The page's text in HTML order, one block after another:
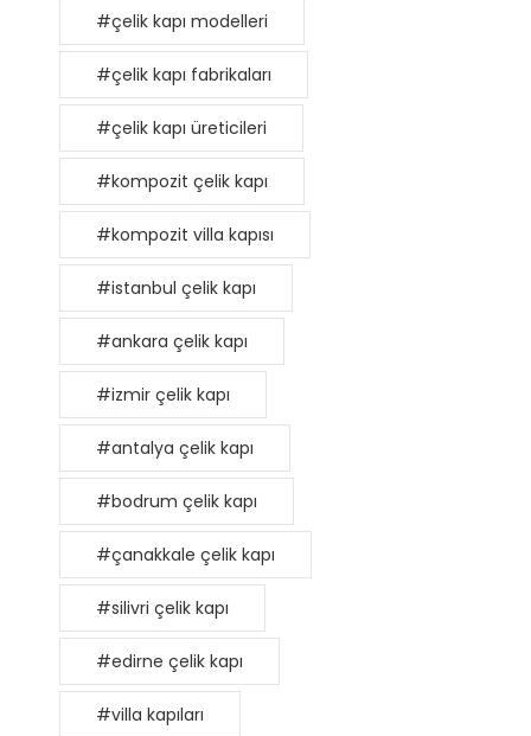
#çelik kapı modelleri
#çelik kapı fabrikaları
#çelik kapı üreticileri
#kompozit çelik kapı
#kompozit villa kapısı
#istanbul çelik kapı
#ankara çelik kapı
#izmir çelik kapı
#antalya çelik kapı
#bodrum çelik kapı
#çanakkale çelik kapı
#silivri çelik kapı
#edirne çelik kapı
#villa kapıları